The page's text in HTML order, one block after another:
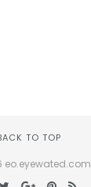
TO TOP
eo.eyewated.com